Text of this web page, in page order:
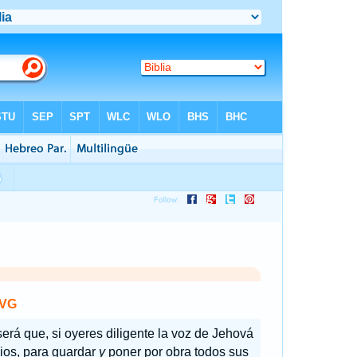
que, si oyeres diligente la voz de Jehová
para guardar yponer por obra todos sus